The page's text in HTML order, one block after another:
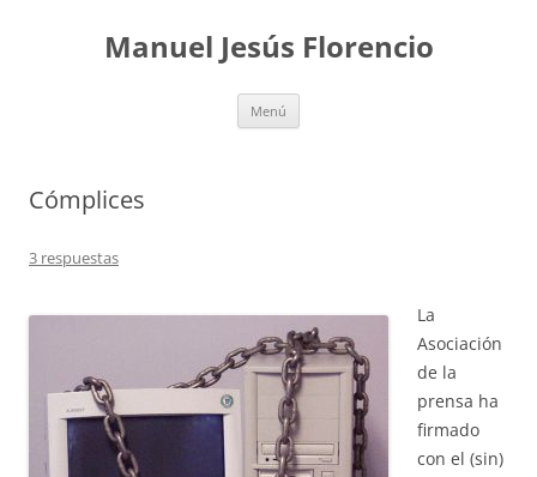
contenidoManuel Jesús Florencio
Menú
Cómplices
3 respuestas
La
Asociación
de la
prensa ha
firmado
con el (sin)